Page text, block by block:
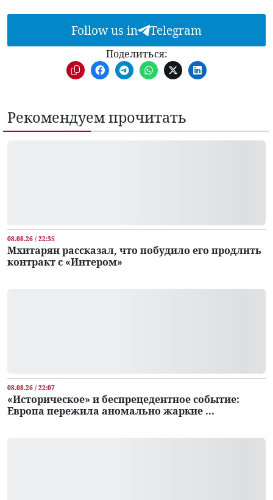
Follow us in Telegram
Поделиться:
Рекомендуем прочитать
08.08.26 / 22:35
Мхитарян рассказал, что побудило его продлить
контракт с «Интером»
08.08.26 / 22:07
«Историческое» и беспрецедентное событие:
Европа пережила аномально жаркие ...